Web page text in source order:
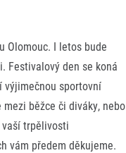
Olomouc. I letos bude
Festivalový den se koná
sportovní
běžce či diváky, nebo
trpělivosti
vám předem děkujeme.